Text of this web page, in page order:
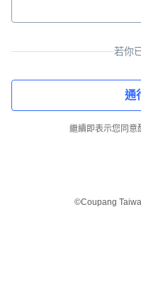
若你
通
繼續即表示您同意
©Coupang